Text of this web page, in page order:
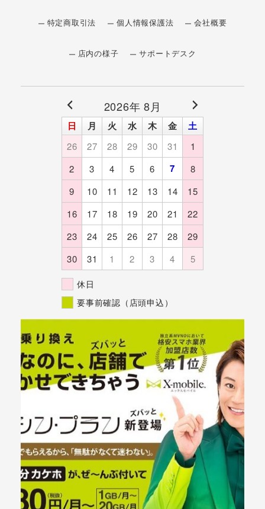
特定商取引法 個人情報保護法 会社概要
店内の様子 サポートデスク
2026年 8月
日 月 火 水 木 金 土
26 27 28 29 30 31
1
2
3 4 5 6 7
8
9
10 11 12 13 14
15
16
17 18 19 20 21
22
23
24 25 26 27 28
29
30
31 1 2 3 4 5
休日
要事前確認（店頭申込）